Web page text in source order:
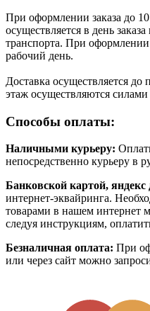
При оформлении заказа до 10
осуществляется в день
транспорта. При
рабочий день.
Доставка осуществляется до
этаж осуществляются силами
Способы оплаты:
Наличными курьеру:
непосредственно курьеру в
Банковской картой, яндекс
интернет-эквайринга.
товарами в нашем интернет
следуя инструкциям,
Безналичная оплата: При
или через сайт можно